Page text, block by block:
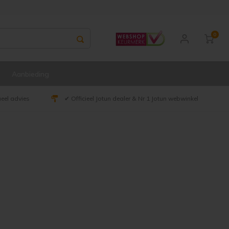
0
advies ✔ Officieel Jotun dealer & Nr 1 Jotun webwinkel